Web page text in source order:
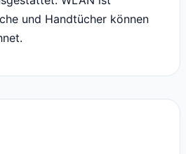
und Handtücher können